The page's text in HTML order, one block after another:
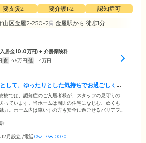
要支援2 要介護1•2
認知症可
山区金屋2-250-2
金屋駅から 徒歩1分
居金10.0万円) + 介護保険料
食 4.5万円 他 1.4万円
して、ゆったりとした気持ちでお過ごしくだ
樹では、認知症のご入居者様が、スタッフの見守りの
っています。当ホームは周囲の住宅になじむ、ぬくも
力。ホーム内は車いすの方も安全に過ごせるバリアフ
ひとりの時間を満喫し、共有スペースのリビング兼食
をご提供し、当ホームでの暮らしがおだやかで笑顔あ
月設立 /電話052-758-0070